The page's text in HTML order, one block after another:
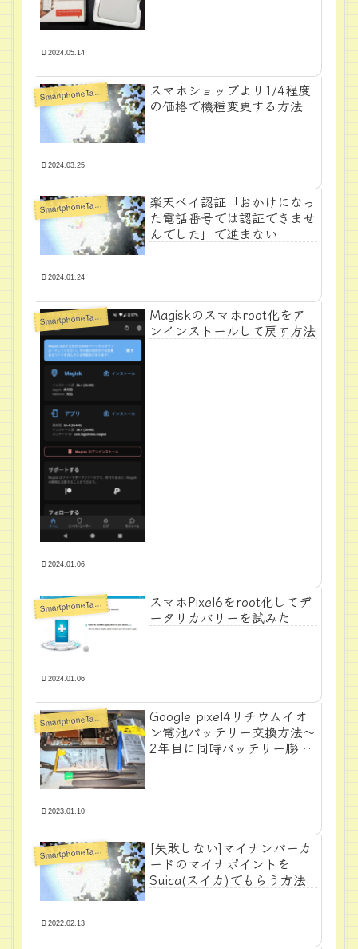
2024.05.14
S
martphoneTabletPC
スマホショップより1/4程度
の価格で機種変更する方法
2024.03.25
S
martphoneTabletPC
楽天ペイ認証「おかけになっ
た電話番号では認証できませ
んでした」で進まない
2024.01.24
S
martphoneTabletPC
Magiskのスマホroot化をア
ンインストールして戻す方法
2024.01.06
S
martphoneTabletPC
スマホPixel6をroot化してデ
ータリカバリーを試みた
2024.01.06
S
martphoneTabletPC
Google pixel4リチウムイオ
ン電池バッテリー交換方法～
2年目に同時バッテリー膨張
2023.01.10
S
martphoneTabletPC
[失敗しない]マイナンバーカ
ードのマイナポイントを
Suica(スイカ)でもらう方法
2022.02.13